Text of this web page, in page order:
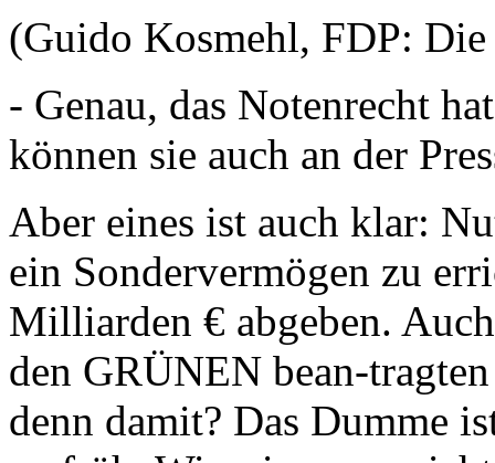
(Guido Kosmehl, FDP:
- Genau, das Notenrecht
können sie auch an der
Aber eines ist auch klar:
ein Sondervermögen zu
Milliarden € abgeben.
den GRÜNEN bean-
denn damit? Das Dumme